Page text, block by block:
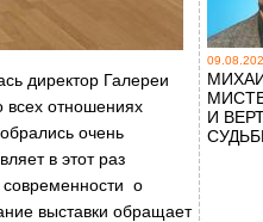
директор Галереи
всех отношениях
очень
в этот раз
о
выставки обращает
И